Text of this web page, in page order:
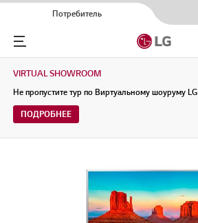
Потребитель
Menu
VIRTUAL SHOWROOM
Не пропустите тур по Виртуальному шоуруму LG
ПОДРОБНЕЕ